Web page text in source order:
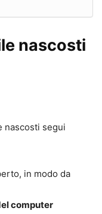
nascosti
nascosti segui
in modo da
computer